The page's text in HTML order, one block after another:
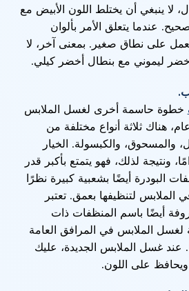
لا ينبغي أن يختلط اللون الأبيض مع
عندما يتعلق الأمر بألوان
على نطاق صغير. بمعنى آخر، لا
ليموني مع بنطال أخضر كيلي.
خطوة حاسمة أخرى لغسل الملابس
هناك ثلاثة أنواع مختلفة من
والمسحوق، والكبسولة. الخيار
ونتيجة لذلك، فهو يتمتع بأكبر قدر
البودرة أيضًا بشعبية كبيرة نظرًا
الملابس لتنظيفها بعمق. تعتبر
أيضًا باسم المنظفات ذات
لغسل الملابس في المرافق العامة
عند غسل الملابس الجديدة، عليك
على اللون.